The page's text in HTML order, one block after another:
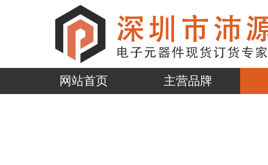
网站首页 主营品牌